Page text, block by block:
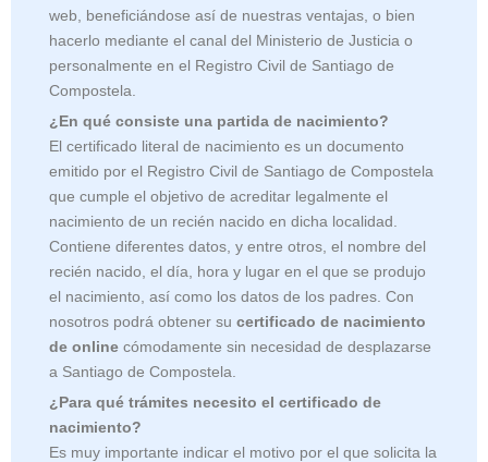
web, beneficiándose así de nuestras ventajas, o bien
hacerlo mediante el canal del Ministerio de Justicia o
personalmente en el Registro Civil de Santiago de
Compostela.
¿En qué consiste una partida de nacimiento?
El certificado literal de nacimiento es un documento
emitido por el Registro Civil de Santiago de Compostela
que cumple el objetivo de acreditar legalmente el
nacimiento de un recién nacido en dicha localidad.
Contiene diferentes datos, y entre otros, el nombre del
recién nacido, el día, hora y lugar en el que se produjo
el nacimiento, así como los datos de los padres. Con
nosotros podrá obtener su certificado de nacimiento
de online cómodamente sin necesidad de desplazarse
a Santiago de Compostela.
¿Para qué trámites necesito el certificado de
nacimiento?
Es muy importante indicar el motivo por el que solicita la